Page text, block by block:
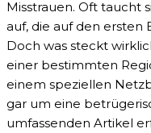
Misstrauen. Oft taucht
auf, die auf den ersten
Doch was steckt
einer bestimmten
einem speziellen
gar um eine
umfassenden Artikel